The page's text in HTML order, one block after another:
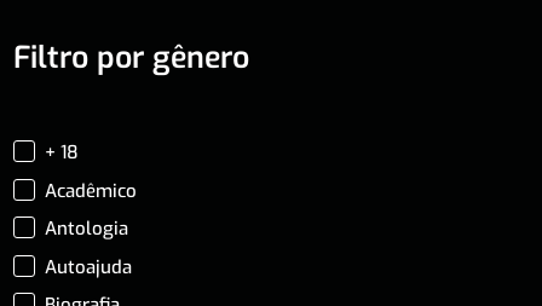
Filtro por gênero
+ 18
Acadêmico
Antologia
Autoajuda